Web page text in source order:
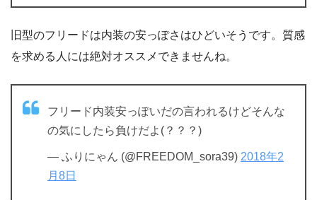
旧型のフリードは内装の安っぽさはひどいそうです。質感
を求める人には絶対オススメできませんね。
フリード内装安っぽいだの言われるけどそんな
の気にしたら負けだよ(？？？)
— ふりにゃん (@FREEDOM_sora39) 2018年2
月8日